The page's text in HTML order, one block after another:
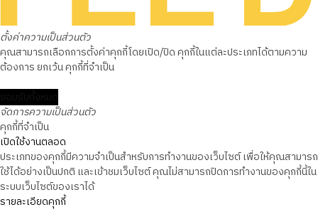
ตั้งค่าความเป็นส่วนตัว
คุณสามารถเลือกการตั้งค่าคุกกี้โดยเปิด/ปิด คุกกี้ในแต่ละประเภทได้ตามความ
ต้องการ ยกเว้น คุกกี้ที่จำเป็น
จัดการความเป็นส่วนตัว
คุกกี้ที่จำเป็น
เปิดใช้งานตลอด
ประเภทของคุกกี้มีความจำเป็นสำหรับการทำงานของเว็บไซต์ เพื่อให้คุณสามารถ
ใช้ได้อย่างเป็นปกติ และเข้าชมเว็บไซต์ คุณไม่สามารถปิดการทำงานของคุกกี้นี้ใน
ระบบเว็บไซต์ของเราได้
รายละเอียดคุกกี้